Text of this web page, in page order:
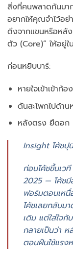
สิ่งที่คนพลาดกันมา
อยากให้คุณจำไว้อย่
ดึงจากแขนหรือหลั
ตัว (Core)” ให้อยู่
ก่อนหยิบบาร์:
หายใจเข้าเข้าท้
ดันสะโพกไปด้า
หลังตรง ยืดอก
Insight โค้ชปุ
ก่อนโค้ชขึ้นเว
2025 — โค้ชมี
ฟอร์มตอนเหนื่
โค้ชเลยกลับม
เดิม แต่ใส่ใจ
กลายเป็นว่า ห
ตอนฝืนใช้แรง